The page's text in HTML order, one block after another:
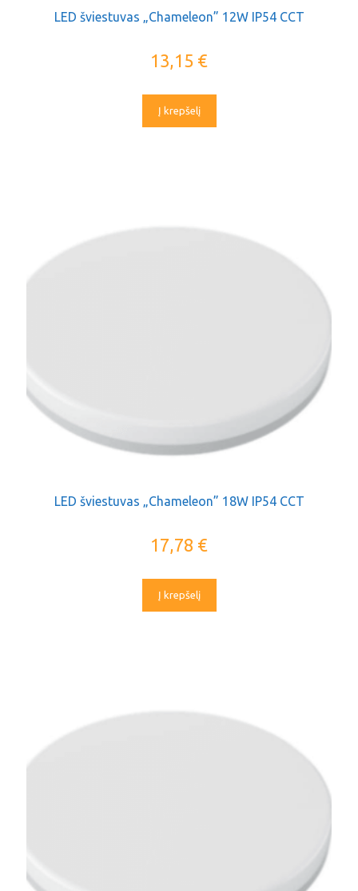
LED šviestuvas „Chameleon” 12W IP54 CCT
13,15 €
Į krepšelį
LED šviestuvas „Chameleon” 18W IP54 CCT
17,78 €
Į krepšelį